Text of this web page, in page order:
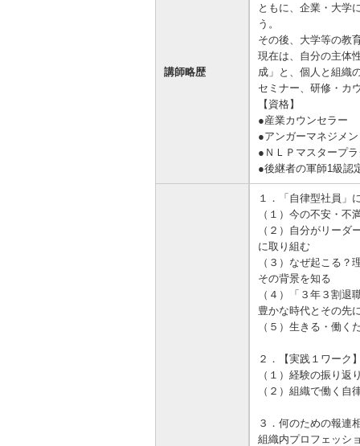
講師略歴
ともに、企業・大学
う。
その後、大学等の教
現在は、自分の主体
成」と、個人と組織
セミナー、研修・カ
【資格】
●産業カウンセラ
●アンガーマネジメ
●ＮＬＰマスタープ
●後継者の軍師1級
１．「自律型社員」
（１）今の不安・不
（２）自分がリーダ
に取り組む
（３）なぜ起こる？
その背景を知る
（４）「３年３割退
豊かな時代とその先
（５）生きる・働く
２．【実践１ワーク
（１）経験の振り返
（２）組織で働く自
３．何のための報連
組織内プロフェッシ